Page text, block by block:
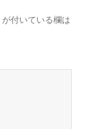
が付いている欄は